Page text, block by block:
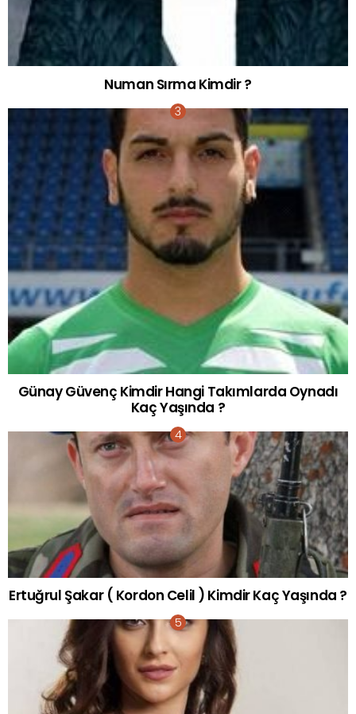
Numan Sırma Kimdir ?
Günay Güvenç Kimdir Hangi Takımlarda Oynadı
Kaç Yaşında ?
Ertuğrul Şakar ( Kordon Celil ) Kimdir Kaç Yaşında ?